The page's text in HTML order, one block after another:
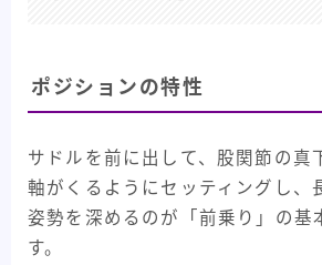
ポジションの特性
サドルを前に出して、股関節の真
軸がくるようにセッティングし、
姿勢を深めるのが「前乗り」の基
す。